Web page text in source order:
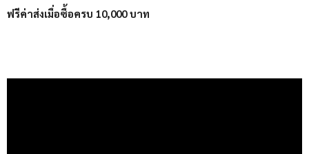
ฟรีค่าส่งเมื่อซื้อครบ 10,000 บาท